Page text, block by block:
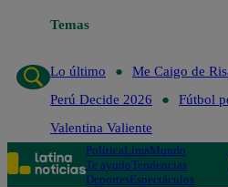
Temas
Lo último
Me Caigo de
Perú Decide 2026
Fútbol
Valentina Valiente
PolíticaLimaMundo
Te ayudoTendencias
DeportesEspectáculos